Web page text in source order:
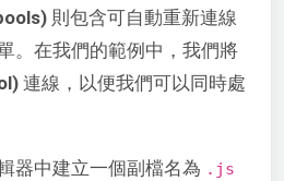
則包含可自動重新連線
。在我們的範例中，我們將
連線，以便我們可以同時處
器中建立一個副檔名為 .js